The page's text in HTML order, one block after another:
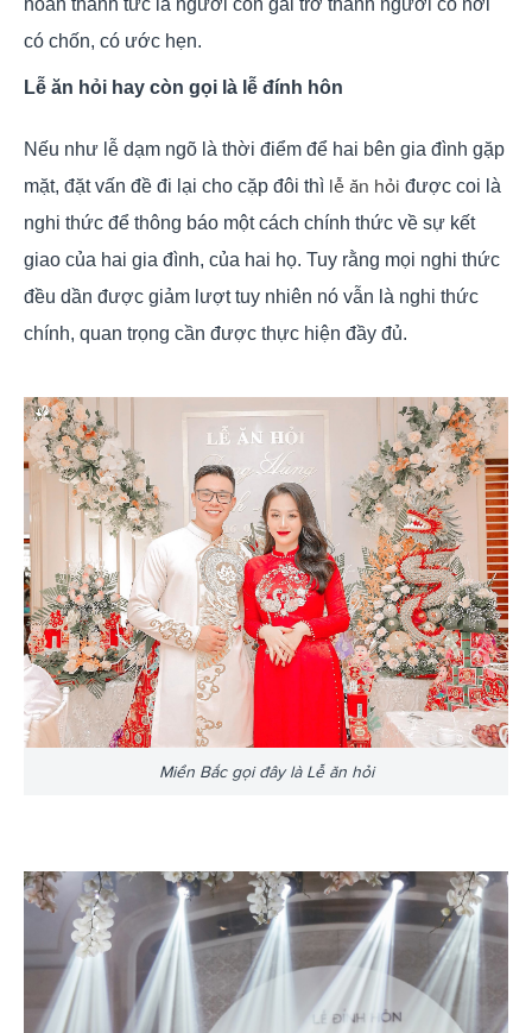
hoàn thành tức là người con gái trở thành người có nơi
có chốn, có ước hẹn.
Lễ ăn hỏi hay còn gọi là lễ đính hôn
Nếu như lễ dạm ngõ là thời điểm để hai bên gia đình gặp
mặt, đặt vấn đề đi lại cho cặp đôi thì lễ ăn hỏi được coi là
nghi thức để thông báo một cách chính thức về sự kết
giao của hai gia đình, của hai họ. Tuy rằng mọi nghi thức
đều dần được giảm lượt tuy nhiên nó vẫn là nghi thức
chính, quan trọng cần được thực hiện đầy đủ.
Miền Bắc gọi đây là Lễ ăn hỏi